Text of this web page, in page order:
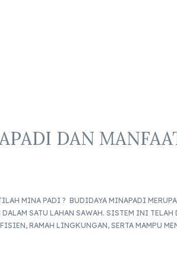
DAN
MINA PADI ? BUDIDAYA MINAPADI
SATU LAHAN SAWAH. SISTEM INI TELAH
RAMAH LINGKUNGAN, SERTA MAMPU